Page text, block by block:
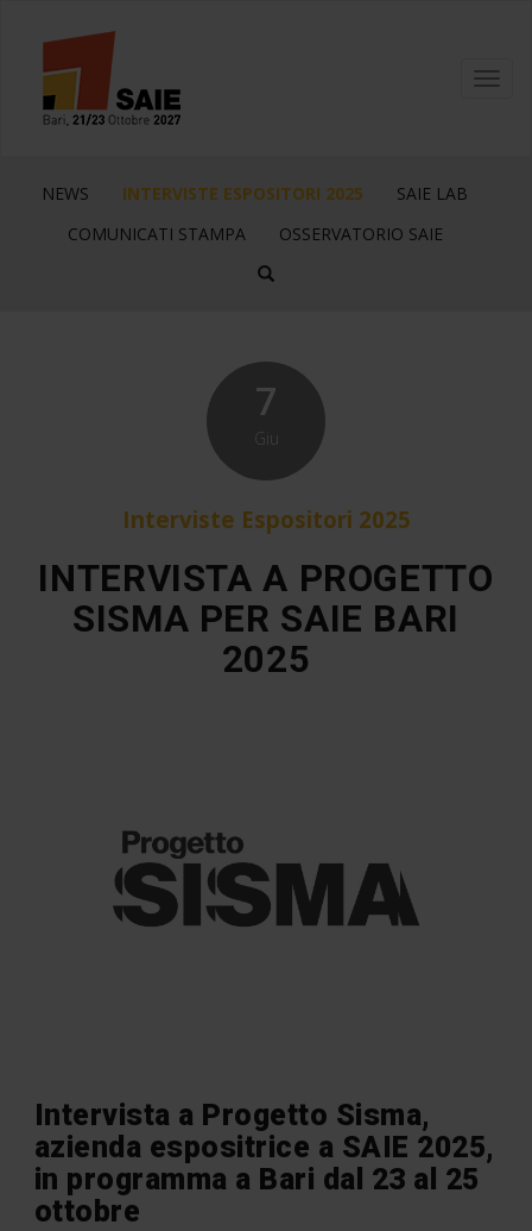
NEWS INTERVISTE ESPOSITORI 2025
SAIE LAB
COMUNICATI STAMPA
OSSERVATORIO SAIE
7
Giu
Interviste Espositori 2025
INTERVISTA A PROGETTO
SISMA PER SAIE BARI
2025
Intervista a Progetto Sisma,
azienda espositrice a SAIE 2025,
in programma a Bari dal 23 al 25
ottobre